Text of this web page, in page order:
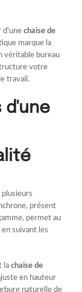
d'unechaise de
marque la
véritable bureau
votre
travail.
d'une
plusieurs
présent
permet au
suivant les
lachaise de
en hauteur
naturelle de